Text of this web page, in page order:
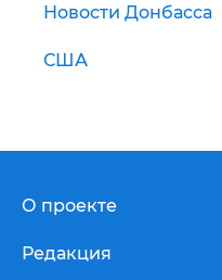
Новости Донбасса
США
О проекте
Редакция